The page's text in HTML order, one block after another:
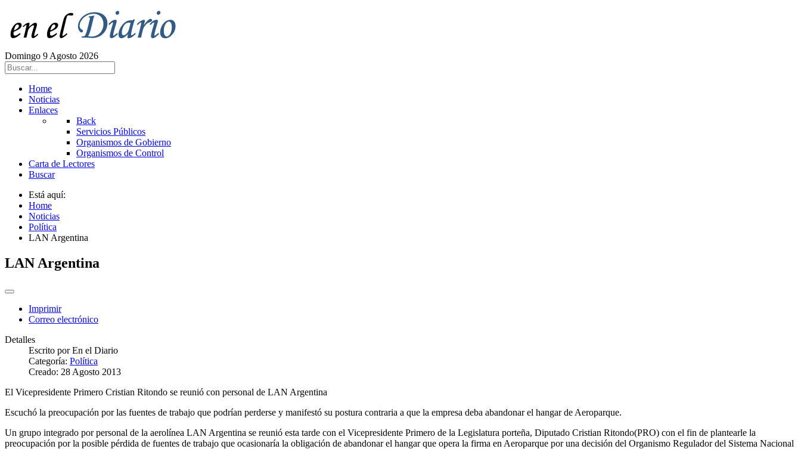
Domingo 9 Agosto 2026
Home
Noticias
Enlaces
Back
Servicios Públicos
Organismos de Gobierno
Organismos de Control
Carta de Lectores
Buscar
Está aquí:
Home
Noticias
Política
LAN Argentina
LAN Argentina
Imprimir
Correo electrónico
Detalles
Escrito porEn el Diario
Categoría: Política
Creado: 28 Agosto 2013
El Vicepresidente Primero Cristian Ritondo se reunió con personal de LAN Argentina
Escuchó la preocupación por las fuentes de trabajo que podrían perderse y manifestó su postura contraria a que la empresa deba abandonar el hangar de Aeroparque.
Un grupo integrado por personal de la aerolínea LAN Argentina se reunió esta tarde con el Vicepresidente Primero de la Legislatura porteña, Diputado Cristian Ritondo(PRO) con el fin de plantearle la
preocupación por la posible pérdida de fuentes de trabajo que ocasionaría la obligación de abandonar el hangar que opera la firma en Aeroparque por una decisión del Organismo Regulador del Sistema Nacional